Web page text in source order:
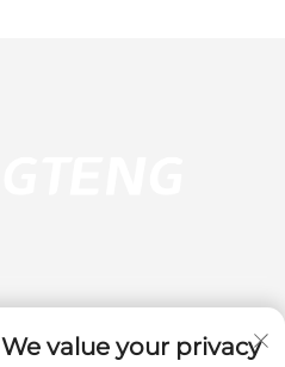
We value your privacy